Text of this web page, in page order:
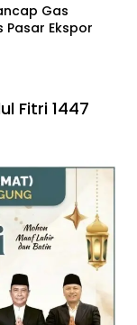
Gas
Pasar Ekspor
Fitri 1447